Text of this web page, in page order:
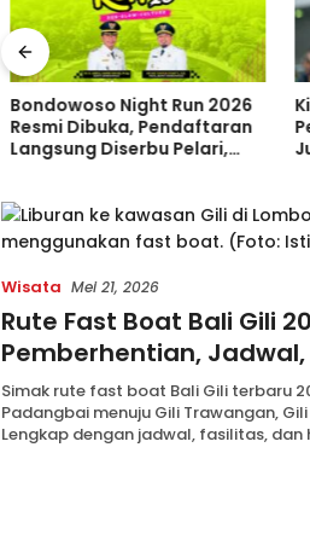
Bondowoso Night Run 2026
Resmi Dibuka, Pendaftaran
Langsung Diserbu Pelari,
Wisata Mei 21, 2026
Rute Fast Boat Bali Gili
Pemberhentian,
Tiket Terbaru
Simak rute fast boat Bali Gili terbaru
Padangbai menuju Gili Trawangan,
Lengkap dengan jadwal, fasilitas, dan